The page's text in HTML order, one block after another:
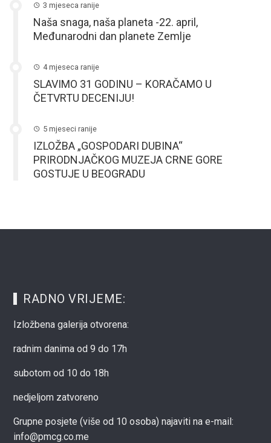
3 mjeseca ranije
Naša snaga, naša planeta -22. april,
Međunarodni dan planete Zemlje
4 mjeseca ranije
SLAVIMO 31 GODINU – KORAČAMO U
ČETVRTU DECENIJU!
5 mjeseci ranije
IZLOŽBA „GOSPODARI DUBINA“
PRIRODNJAČKOG MUZEJA CRNE GORE
GOSTUJE U BEOGRADU
RADNO VRIJEME:
Izložbena galerija otvorena:
radnim danima od 9 do 17h
subotom od 10 do 18h
nedjeljom zatvoreno
Grupne posjete (više od 10 osoba) najaviti na e-mail:
info@pmcg.co.me